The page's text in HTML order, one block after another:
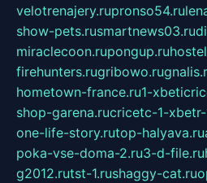
velotrenajery.rupronso54.ru
show-pets.rusmartnews03.ru
miraclecoon.rupongup.ru
firehunters.rugribowo.ru
hometown-france.ru1-
shop-garena.rucricetc-1-
one-life-story.rutop-halyava.ru
poka-vse-doma-2.ru3-d-file.ru
g2012.rutst-1.rushaggy-cat.ru